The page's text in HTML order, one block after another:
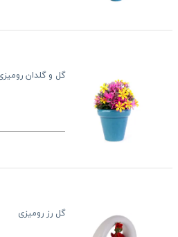
گل و گلدان
گل رز رومیزی